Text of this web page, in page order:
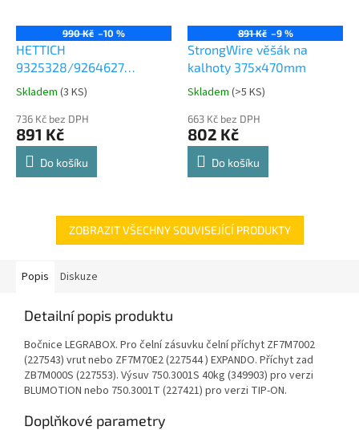
990 Kč –10 %
HETTICH
9325328/9264627
Comfort Spin 360° otočná
police 8kg
Průměrné
produktu
je
4,8
Skladem (3 KS)
736 Kč bez DPH
891 Kč
Do košíku
891 Kč –9 %
StrongWire věšák na
kalhoty 375x470mm
Průměrné
produktu
je
4,8
Skladem (>5 KS)
663 Kč bez DPH
802 Kč
Do košíku
ZOBRAZIT VŠECHNY SOUVISEJÍCÍ PRODUKTY
Popis Diskuze
Detailní popis produktu
Bočnice LEGRABOX. Pro čelní zásuvku čelní příchyt ZF7M7002
(227543) vrut nebo ZF7M70E2 (227544 ) EXPANDO. Příchyt zad
ZB7M000S (227553). Výsuv 750.3001S 40kg (349903) pro verzi
BLUMOTION nebo 750.3001T (227421) pro verzi TIP-ON.
Doplňkové parametry